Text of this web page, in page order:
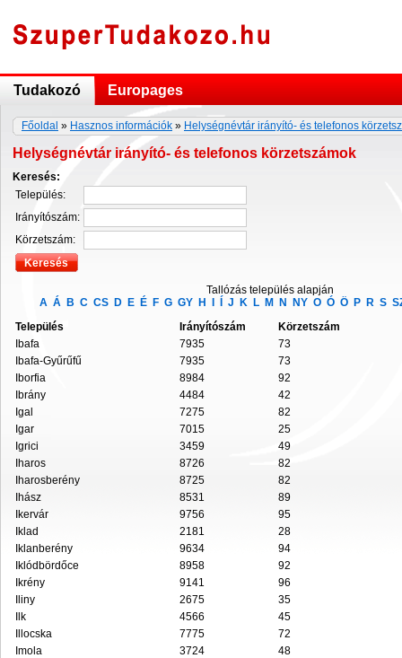
Tudakozó Europages
Főoldal » Hasznos információk » Helységnévtár irányító- és telefonos
Helységnévtár irányító- és telefonos körzetszámok
Keresés:
Település:
Irányítószám:
Körzetszám:
Tallózás település alapján
A Á B C CS D E É F G GY H J K L M N NY O Ó Ö P R S
Település
Irányítószám
Körzetszám
Ibafa
7935
73
Ibafa-Gyűrűfű
7935
73
Iborfia
8984
92
Ibrány
4484
42
Igal
7275
82
Igar
7015
25
Igrici
3459
49
Iharos
8726
82
Iharosberény
8725
82
Ihász
8531
89
Ikervár
9756
95
Iklad
2181
28
Iklanberény
9634
94
Iklódbördőce
8958
92
Ikrény
9141
96
Iliny
2675
35
Ilk
4566
45
Illocska
7775
72
Imola
3724
48